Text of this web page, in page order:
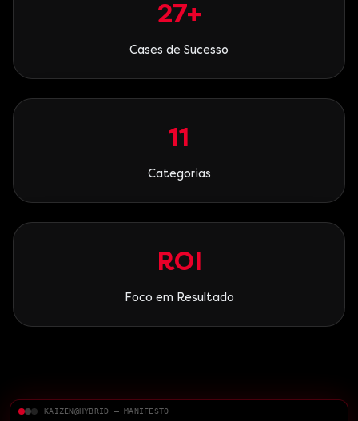
27+
Cases de Sucesso
11
Categorias
ROI
Foco em Resultado
KAIZEN@HYBRID — MANIFESTO